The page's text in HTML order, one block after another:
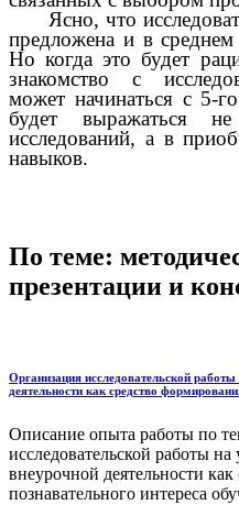
Ясно, что
предложена и в
Но когда это будет
знакомство с
может начинаться с 5-
будет выражаться
исследований, а в
навыков.
По теме:
презентации и
Организация исследовательской
деятельности как средство
Описание опыта работы по
исследовательской работы на
внеурочной деятельности
познавательного интереса